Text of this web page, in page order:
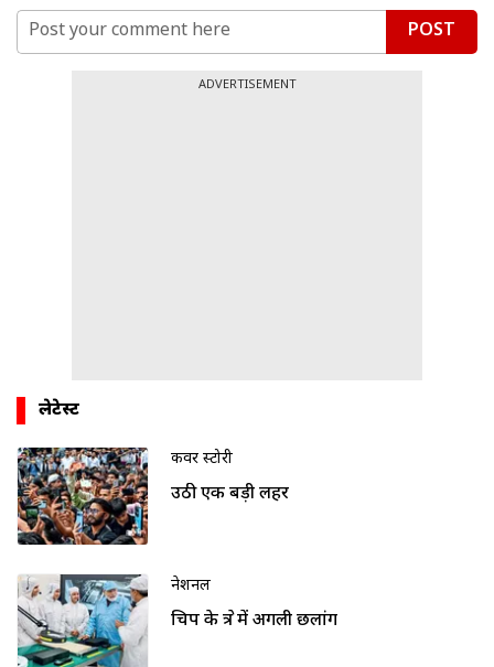
POST
ADVERTISEMENT
लेटेस्ट
कवर स्टोरी
उठी एक बड़ी लहर
नेशनल
चिप के क्षेत्र में अगली छलांग